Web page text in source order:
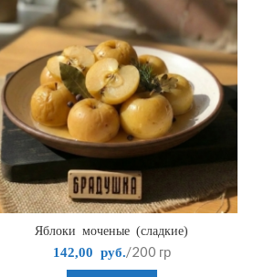
Яблоки моченые (сладкие)
142,00 руб. /200 гр